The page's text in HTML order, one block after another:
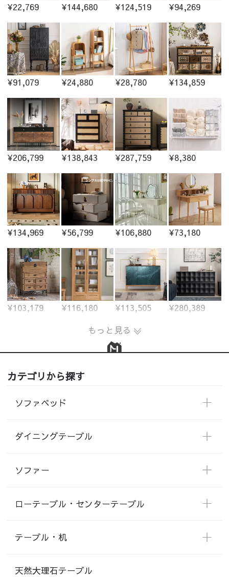
¥22,769 ¥144,680 ¥124,519 ¥94,269
¥91,079 ¥24,880 ¥28,780 ¥134,859
¥206,799 ¥138,843 ¥287,759 ¥8,380
¥134,969 ¥56,799 ¥106,880 ¥73,180
¥103,179 ¥116,180 ¥113,505
¥280,389
もっと見る
カテゴリから探す
ソファベッド
ダイニングテーブル
ソファー
ローテーブル・センターテーブル
テーブル・机
天然大理石テーブル